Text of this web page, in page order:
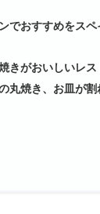
でおすすめをス
きがおいしいレ
丸焼き、お皿が